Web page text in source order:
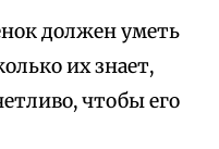
должен уметь
их знает,
чтобы его